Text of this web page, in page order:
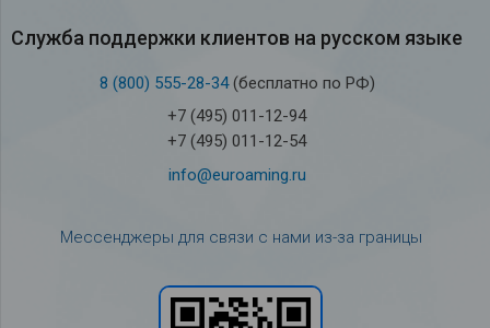
Служба под­держки кли­ен­тов на рус­ском языке
8 (800) 555-28-34(бесплатно по РФ)
+7 (495) 011-12-94
+7 (495) 011-12-54
info@euroaming.ru
Мессенджеры для связи с нами из-за границы